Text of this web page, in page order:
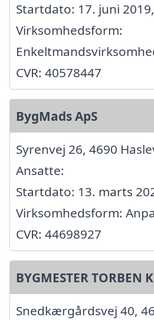
Startdato: 17. juni 2019,
Virksomhedsform:
CVR: 40578447
BygMads ApS
Syrenvej 26, 4690
Ansatte:
Startdato: 13. marts
Virksomhedsform:
CVR: 44698927
BYGMESTER TORBEN
Snedkærgårdsvej 40,